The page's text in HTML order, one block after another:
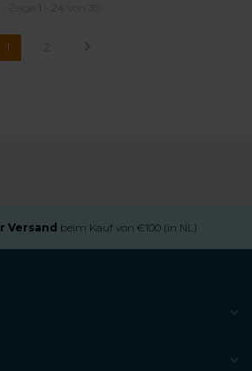
1 24
1
Versand beim Kauf von €100 (in NL)